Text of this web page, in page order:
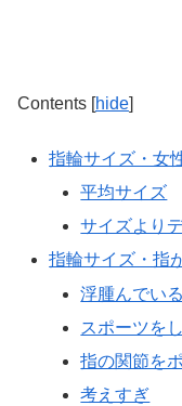
Contents hide
指輪サイズ・女
平均サイズ
サイズより
指輪サイズ・指
浮腫んでいる
スポーツを
指の関節を
考えすぎ